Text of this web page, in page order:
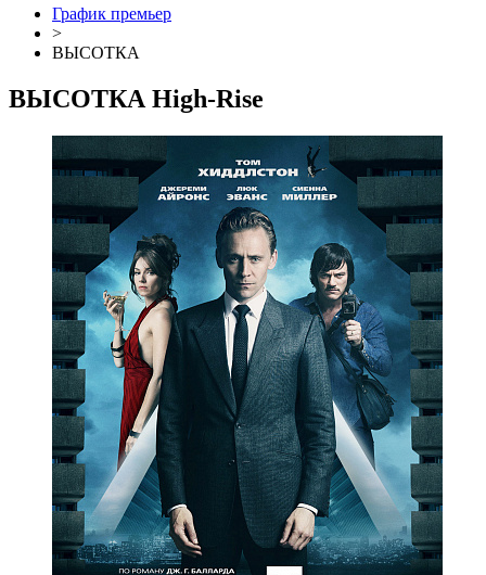
График премьер
>
ВЫСОТКА
ВЫСОТКА High-Rise